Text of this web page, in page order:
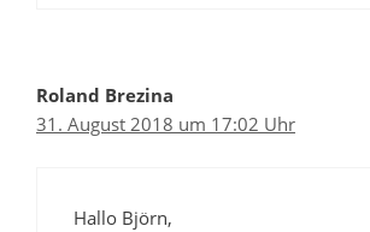
Roland Brezina
31. August 2018 um 17:02 Uhr
Hallo Björn,